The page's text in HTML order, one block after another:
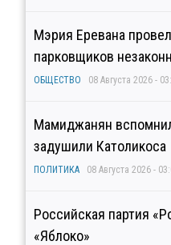
Мэрия Еревана
парковщиков
ОБЩЕСТВО 08 Августа 2026 -
Мамиджанян
задушили Католикоса
ПОЛИТИКА 08 Августа 2026 -
Российская партия
«Яблоко»